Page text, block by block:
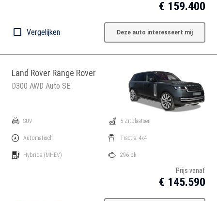
€ 159.400
Vergelijken Deze auto interesseert mij
Land Rover Range Rover
D300 AWD Auto SE
SUV
Automatisch
Hybride (MHEV)
5 Zitplaatsen
Tractie: 4x4
296 pk
Prijs vanaf
€ 145.590